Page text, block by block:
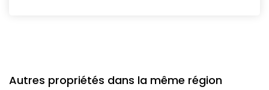
Autres propriétés dans la même région